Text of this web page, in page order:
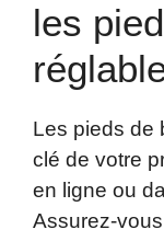
les
Les pieds de
clé de votre
en ligne ou
Assurez-